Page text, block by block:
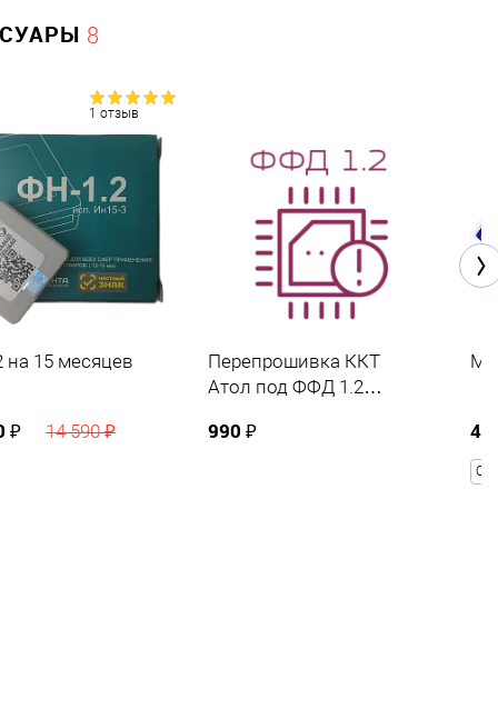
8
1 отзыв
на 15 месяцев
₽ 14 590 ₽
Перепрошивка ККТ
Атол под ФФД 1.2
990 ₽ 4